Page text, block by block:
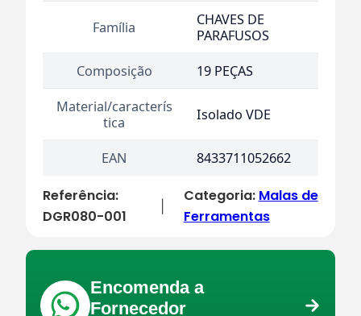
Família
CHAVES DE
PARAFUSOS
Composição
19 PEÇAS
Material/caracterís
tica
Isolado VDE
EAN 8433711052662
Referência:
DGR080-001
Categoria: Malas de
Ferramentas
Encomenda a
Fornecedor